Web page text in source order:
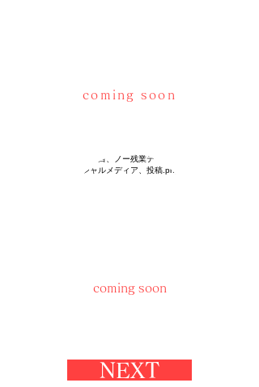
coming soon
coming soon
NEXT